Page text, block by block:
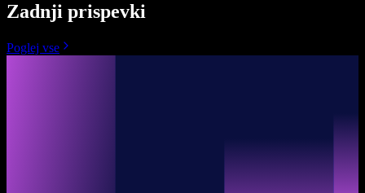
Zadnji prispevki
Poglej vse